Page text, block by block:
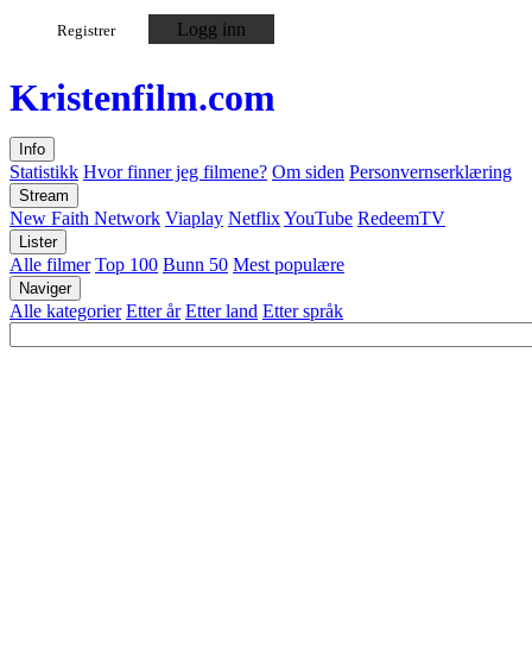
Registrer Logg inn
Kristenfilm.com
Info
Statistikk Hvor finner jeg filmene? Om siden Personvernserklæring
Stream
New Faith Network Viaplay NetflixYouTube RedeemTV
Lister
Alle filmer Top 100 Bunn 50 Mest populære
Naviger
Alle kategorier Etter år Etter land Etter språk